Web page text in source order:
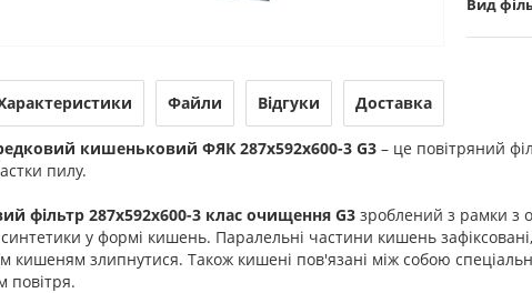
Вид
Файли Відгуки Доставка
кишеньковий ФЯК 287х592х600-3 G3– це повітряний
пилу.
фільтр 287х592х600-3 клас очищення G3зроблений з рамки з
синтетики у формі кишень. Паралельні частини кишень
кишеням злипнутися. Також кишені пов'язані між собою
повітря.